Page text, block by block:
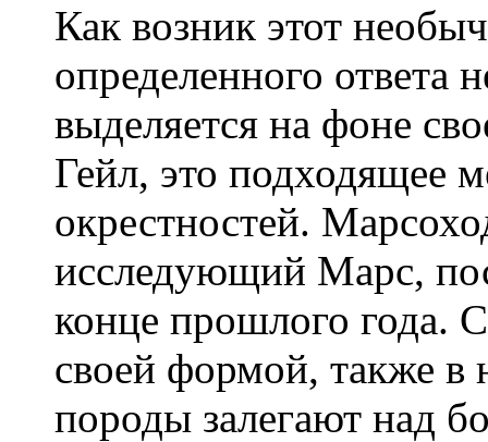
Как возник этот
определенного ответа
выделяется на фоне
Гейл, это подходящее
окрестностей.
исследующий Марс,
конце прошлого года.
своей формой, также в
породы залегают над